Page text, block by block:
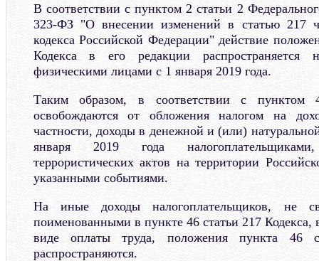
В соответствии с пунктом 2 статьи 2
323-ФЗ "О внесении изменений в статью 217
кодекса Российской Федерации" действие
Кодекса в его редакции распространяется
физическими лицами с 1 января 2019 года.
Таким образом, в соответствии с пунктом
освобождаются от обложения налогом на
частности, доходы в денежной и (или)
января 2019 года
террористических актов на территории
указанными событиями.
На иные доходы налогоплательщиков, не
поименованными в пункте 46 статьи 217 Кодекса,
виде оплаты труда, положения пункта 46
распространяются.